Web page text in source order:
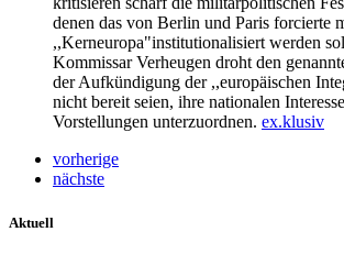
denen das von Berlin und Paris forcierte
,,Kerneuropa"institutionalisiert werden
Kommissar Verheugen droht den
der Aufkündigung der ,,europäischen
nicht bereit seien, ihre nationalen
Vorstellungen unterzuordnen. ex.klusiv
vorherige
nächste
Aktuell